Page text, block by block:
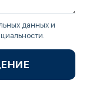
данных и